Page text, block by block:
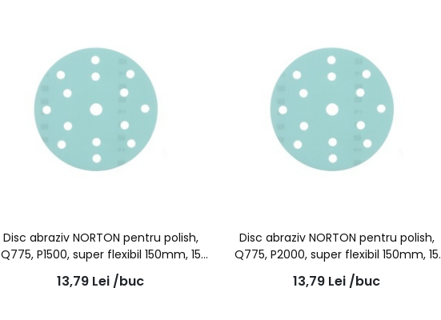
Disc abraziv NORTON pentru polish,
Q775, P1500, super flexibil 150mm, 15
gauri
13,79 Lei /buc
Disc abraziv NORTON pentru polish,
Q775, P2000, super flexibil 150mm, 15
gauri
13,79 Lei /buc